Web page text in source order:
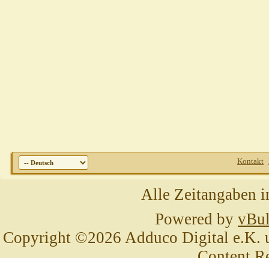
Kontakt
Alle Zeitangaben
Powered by
Copyright ©2026 Adduco Digital e.K.